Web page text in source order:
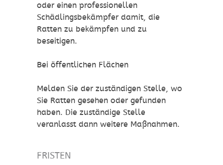
oder einen professionellen
Schädlingsbekämpfer damit, die
Ratten zu bekämpfen und zu
beseitigen.
Bei öffentlichen Flächen
Melden Sie der zuständigen Stelle, wo
Sie Ratten gesehen oder gefunden
haben. Die zuständige Stelle
veranlasst dann weitere Maßnahmen.
FRISTEN